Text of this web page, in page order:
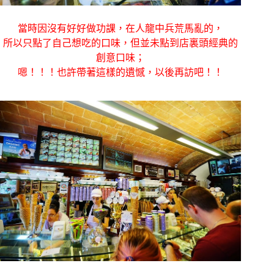
當時因沒有好好做功課，在人龍中兵荒馬亂的，
所以只點了自己想吃的口味，但並未點到店裏頭經典的
創意口味；
嗯！！！也許帶著這樣的遺憾，以後再訪吧！！